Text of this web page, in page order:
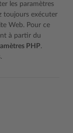
les paramètres
toujours exécuter
Web. Pour ce
à partir du
PHP.